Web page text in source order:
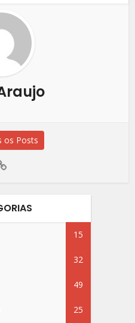
os Posts
15
32
49
25